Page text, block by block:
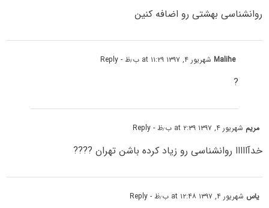
روانشناسی بهشتی رو اضافه کنین
Maliheشهریور ۴, ۱۳۹۷ at ۱۱:۲۹ ب٫ظ - Reply
?
مریم شهریور ۴, ۱۳۹۷ at ۲:۳۹ ب٫ظ - Reply
خدآااااا روانشناسی رو زیاد کرده باشن تهران ????
یاس شهریور ۴, ۱۳۹۷ at ۱۲:۴۸ ب٫ظ - Reply